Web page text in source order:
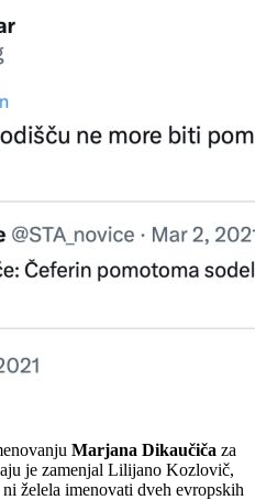
Marjana Dikaučiča za
je zamenjal Lilijano Kozlovič,
želela imenovati dveh evropskih